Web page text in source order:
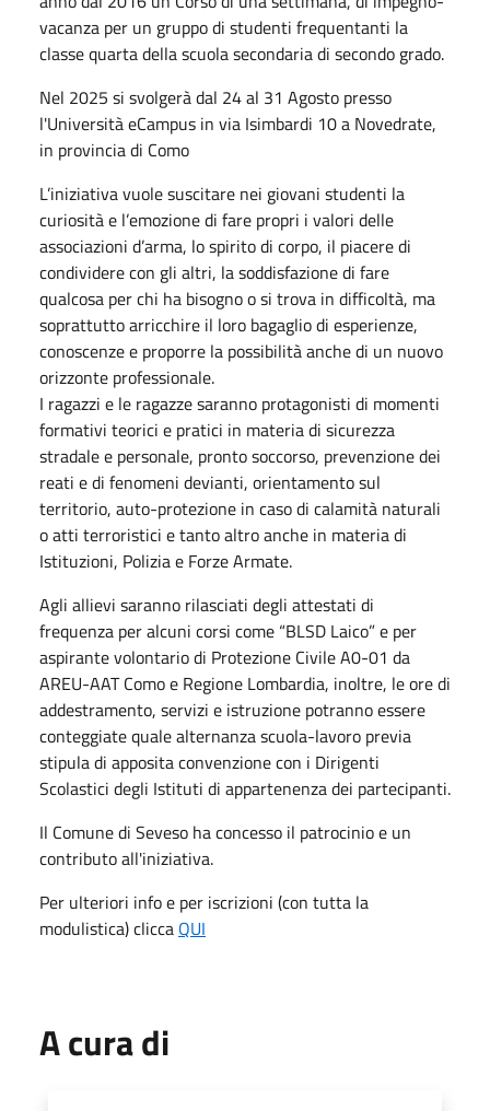
vacanza per un gruppo di studenti frequentanti la
classe quarta della scuola secondaria di secondo grado.
Nel 2025 si svolgerà dal 24 al 31 Agosto presso
l'Università eCampus in via Isimbardi 10 a Novedrate,
in provincia di Como
L’iniziativa vuole suscitare nei giovani studenti la
curiosità e l’emozione di fare propri i valori delle
associazioni d’arma, lo spirito di corpo, il piacere di
condividere con gli altri, la soddisfazione di fare
qualcosa per chi ha bisogno o si trova in difficoltà, ma
soprattutto arricchire il loro bagaglio di esperienze,
conoscenze e proporre la possibilità anche di un nuovo
orizzonte professionale.
I ragazzi e le ragazze saranno protagonisti di momenti
formativi teorici e pratici in materia di sicurezza
stradale e personale, pronto soccorso, prevenzione dei
reati e di fenomeni devianti, orientamento sul
territorio, auto-protezione in caso di calamità naturali
o atti terroristici e tanto altro anche in materia di
Istituzioni, Polizia e Forze Armate.
Agli allievi saranno rilasciati degli attestati di
frequenza per alcuni corsi come “BLSD Laico” e per
aspirante volontario di Protezione Civile A0-01 da
AREU-AAT Como e Regione Lombardia, inoltre, le ore di
addestramento, servizi e istruzione potranno essere
conteggiate quale alternanza scuola-lavoro previa
stipula di apposita convenzione con i Dirigenti
Scolastici degli Istituti di appartenenza dei partecipanti.
Il Comune di Seveso ha concesso il patrocinio e un
contributo all'iniziativa.
Per ulteriori info e per iscrizioni (con tutta la
modulistica) clicca QUI
A cura di